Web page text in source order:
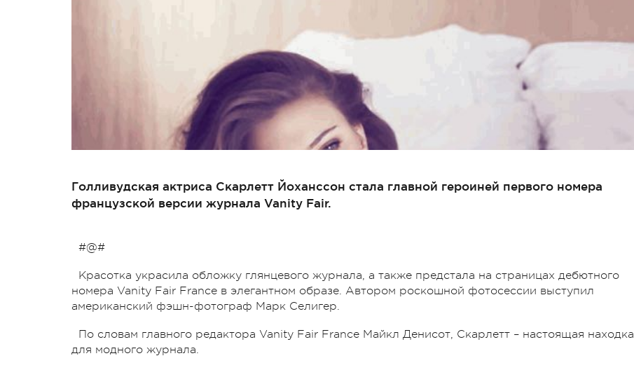
Голливудская актриса Скарлетт Йоханссон стала главной героиней первого номера
французской версии журнала Vanity Fair.
#@#
Красотка украсила обложку глянцевого журнала, а также предстала на страницах дебютного
номера Vanity Fair France в элегантном образе. Автором роскошной фотосессии выступил
американский фэшн-фотограф Марк Селигер.
По словам главного редактора Vanity Fair France Майкл Денисот, Скарлетт – настоящая находка
для модного журнала.